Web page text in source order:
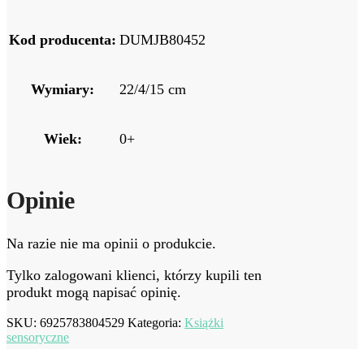
Kod producenta: DUMJB80452
Wymiary: 22/4/15 cm
Wiek: 0+
Opinie
Na razie nie ma opinii o produkcie.
Tylko zalogowani klienci, którzy kupili ten
produkt mogą napisać opinię.
SKU: 6925783804529 Kategoria: Książki
sensoryczne